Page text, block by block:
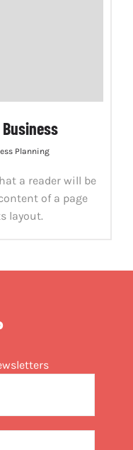
Planning
a reader will be
of a page
layout.